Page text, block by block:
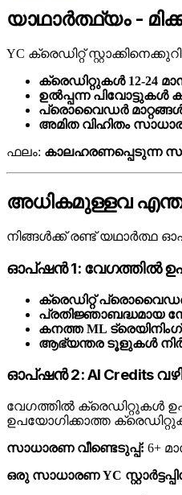
യാഥാർത്ഥ്യം -
YC ക്രെഡിറ്റ്
ക്രെഡിറ്റുകൾ 12-24
ഉൽപ്പന്ന പിവോട്ടുകൾ
പ്രൊവൈഡർ
അമിത വിഹിതം
ഫലം: കാലഹരണപ്പെടുന്ന
അധികമുള്ളവ
നിങ്ങൾക്ക് രണ്ട് യഥാർത്ഥ
ഓപ്ഷൻ 1: വേഗത്തിൽ
ക്രെഡിറ്റ്
പ്രതിജ്ഞാബദ്ധമായ
കനത്ത ML
ആഭ്യന്തര ടൂളുകൾ
ഓപ്ഷൻ 2: AI Credits
വേഗത്തിൽ ക്രെഡിറ്റുകൾ
ഉപയോഗിക്കാത്ത
സാധാരണ വീണ്ടെടുപ്പ്: 6+
ഒരു സാധാരണ YC